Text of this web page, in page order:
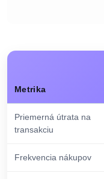
Metrika
Priemerná útrata na
transakciu
Frekvencia nákupov